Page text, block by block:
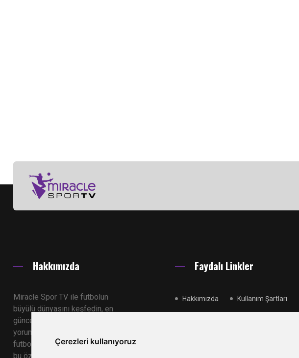
Çerezleri kullanıyoruz
Hakkımızda
Miracle Spor TV ile futbolun
büyülü dünyasını keşfedin, en
güncel maç özetlerini ve uzman
yorumlarını izleyin. Siz de
futbolseverlerin bir araya geldiği
bu özel platformda yerinizi alın.
Faydalı Linkler
Hakkımızda Kullanım Şartları